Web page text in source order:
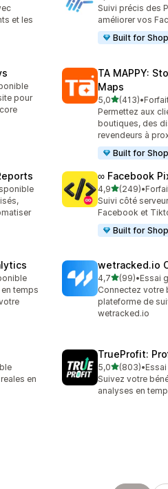
et les
Suivi précis des
améliorer vos
Built for
pour
TA MAPPY:
Maps
5,0étoile(s) sur 5
(413)
413 avis au total
•
Permettez aux
boutiques, des
revendeurs à
Built for
∞ Facebook
4,9étoile(s) sur 5
(249)
249 avis au total
•
Suivi côté
Facebook et
Built for
temps
wetracked.io
4,7étoile(s) sur 5
(99)
99 avis au total
•Essai
Connectez votre
plateforme de
wetracked.io
en
TrueProfit:
5,0étoile(s) sur 5
(803)
803 avis au total
•
Suivez votre
analyses en